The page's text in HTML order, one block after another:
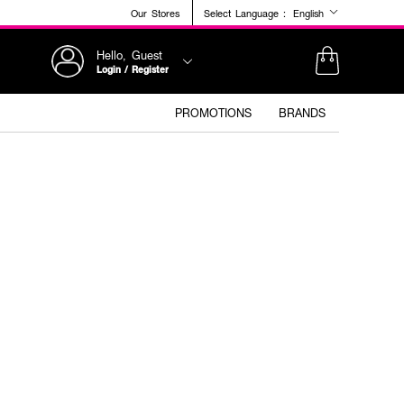
Our Stores Select Language : English
Hello, Guest
Login / Register
PROMOTIONS BRANDS